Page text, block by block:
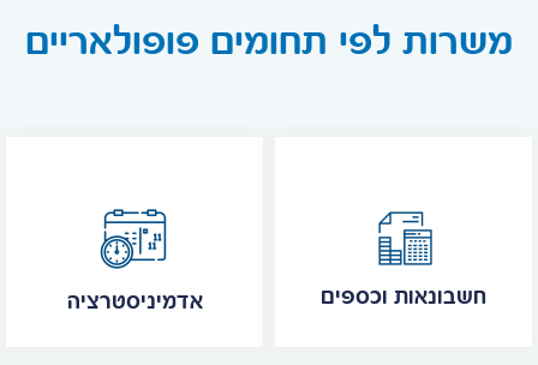
משרות לפי תחומים פופולאריים
אדמיניסטרציה חשבונאות וכספים